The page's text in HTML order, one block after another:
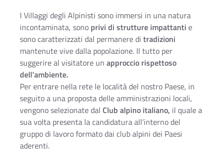
I Villaggi degli Alpinisti sono immersi in una natura
incontaminata, sono privi di strutture impattanti e
sono caratterizzati dal permanere di tradizioni
mantenute vive dalla popolazione. Il tutto per
suggerire al visitatore un approccio rispettoso
dell’ambiente.
Per entrare nella rete le località del nostro Paese, in
seguito a una proposta delle amministrazioni locali,
vengono selezionate dal Club alpino italiano, il quale a
sua volta presenta la candidatura all’interno del
gruppo di lavoro formato dai club alpini dei Paesi
aderenti.